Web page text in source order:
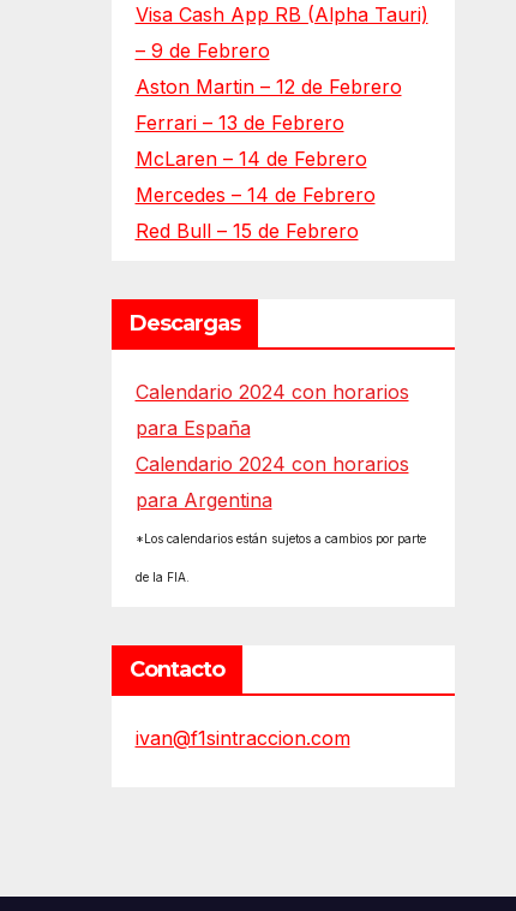
Visa Cash App RB (Alpha Tauri)
– 9 de Febrero
Aston Martin – 12 de Febrero
Ferrari – 13 de Febrero
McLaren – 14 de Febrero
Mercedes – 14 de Febrero
Red Bull – 15 de Febrero
Descargas
Calendario 2024 con horarios
para España
Calendario 2024 con horarios
para Argentina
*Los calendarios están sujetos a cambios por parte
de la FIA.
Contacto
ivan@f1sintraccion.com